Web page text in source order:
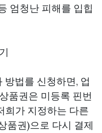
엄청난 피해를 입힙
방법를 신청하면, 업
품권은 미등록 핀번
희가 지정하는 다른
품권)으로 다시 결제